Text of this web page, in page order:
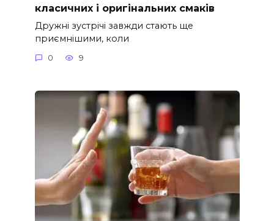
класичних і оригінальних смаків
Дружні зустрічі завжди стають ще
приємнішими, коли
0 9